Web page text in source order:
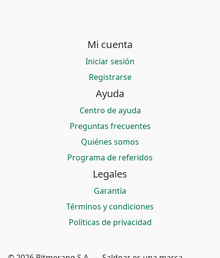
Mi cuenta
Iniciar sesión
Registrarse
Ayuda
Centro de ayuda
Preguntas frecuentes
Quiénes somos
Programa de referidos
Legales
Garantía
Términos y condiciones
Políticas de privacidad